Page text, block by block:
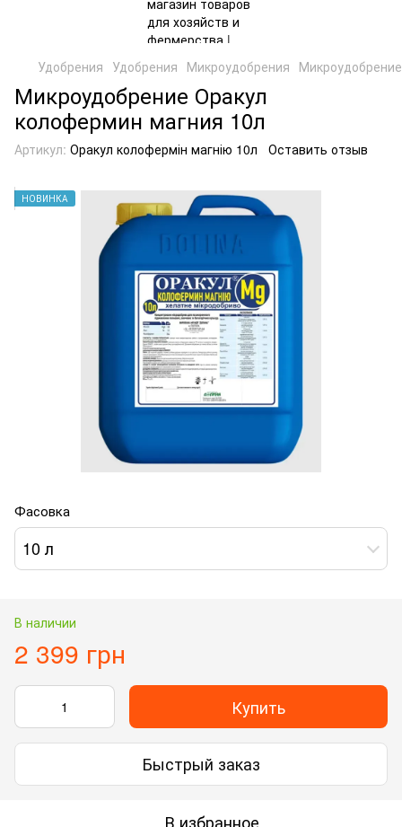
Удобрения Удобрения Микроудобрения
Микроудобрение Оракул
колофермин магния 10л
Артикул: Оракул колофермін магнію 10л Оставить отзыв
НОВИНКА
Фасовка
10 л
В наличии
2 399 грн
Купить
Быстрый заказ
В избранное